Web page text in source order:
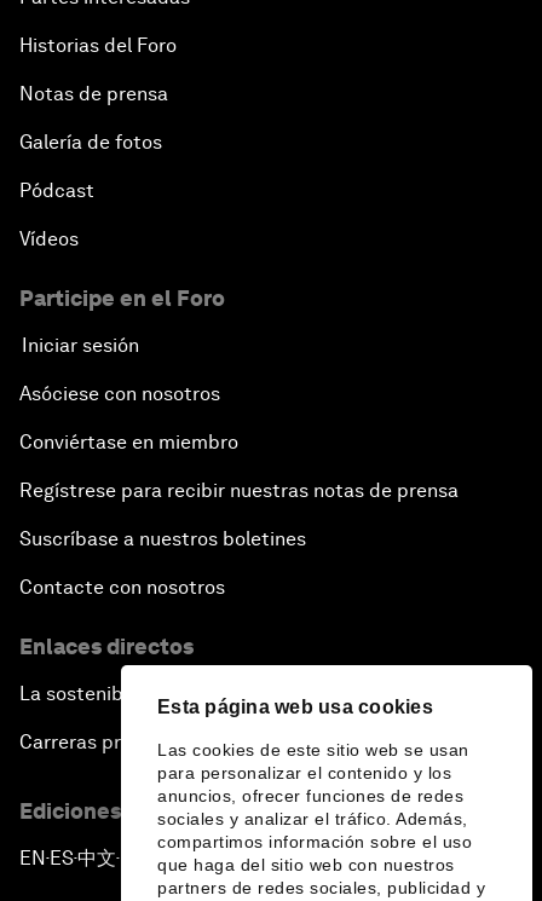
Esta página web usa cookies
Las cookies de este sitio web se usan
para personalizar el contenido y los
anuncios, ofrecer funciones de redes
sociales y analizar el tráfico. Además,
compartimos información sobre el uso
que haga del sitio web con nuestros
partners de redes sociales, publicidad y
Historias del Foro
Notas de prensa
Galería de fotos
Pódcast
Vídeos
Participe en el Foro
Iniciar sesión
Asóciese con nosotros
Conviértase en miembro
Regístrese para recibir nuestras notas de prensa
Suscríbase a nuestros boletines
Contacte con nosotros
Enlaces directos
La sostenibilidad en el Foro
Carreras profesionales
Ediciones en otros idiomas
EN ▪ ES▪中文▪ 日本語